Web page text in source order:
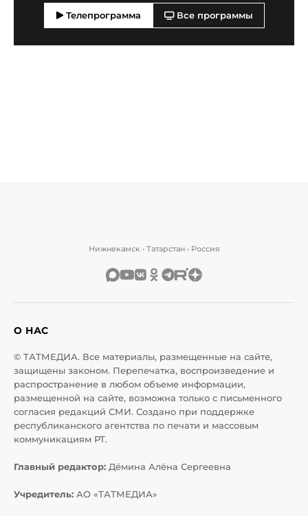
Телепрограмма Все программы
Нижнекамск • Татарстан • Россия
О НАС
© ТАТМЕДИА. Все материалы, размещенные на сайте,
защищены законом. Перепечатка, воспроизведение и
распространение в любом объеме информации,
размещенной на сайте, возможна только с письменного
согласия редакций СМИ. Создано при поддержке
республиканского агентства по печати и массовым
коммуникациям РТ.
Главный редактор: Дёмина Алёна Сергеевна
Учредитель: АО «ТАТМЕДИА»